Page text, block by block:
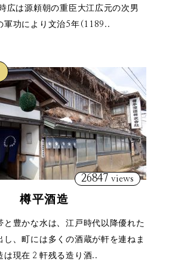
広は源頼朝の重臣大江広元の次男
軍功により文治5年(1189..
26847 views
樽平酒造
と豊かな水は、江戸時代以降優れた
し、町には多くの酒蔵が軒を連ねま
は現在２軒残る造り酒..